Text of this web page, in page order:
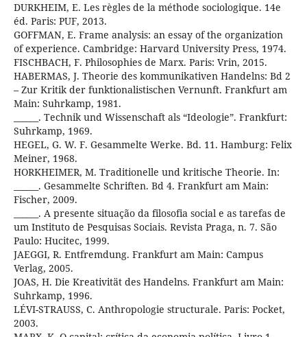
DURKHEIM, E. Les règles de la méthode sociologique. 14e
éd. Paris: PUF, 2013.
GOFFMAN, E. Frame analysis: an essay of the organization
of experience. Cambridge: Harvard University Press, 1974.
FISCHBACH, F. Philosophies de Marx. Paris: Vrin, 2015.
HABERMAS, J. Theorie des kommunikativen Handelns: Bd 2
– Zur Kritik der funktionalistischen Vernunft. Frankfurt am
Main: Suhrkamp, 1981.
______. Technik und Wissenschaft als “Ideologie”. Frankfurt:
Suhrkamp, 1969.
HEGEL, G. W. F. Gesammelte Werke. Bd. 11. Hamburg: Felix
Meiner, 1968.
HORKHEIMER, M. Traditionelle und kritische Theorie. In:
______. Gesammelte Schriften. Bd 4. Frankfurt am Main:
Fischer, 2009.
______. A presente situação da filosofia social e as tarefas de
um Instituto de Pesquisas Sociais. Revista Praga, n. 7. São
Paulo: Hucitec, 1999.
JAEGGI, R. Entfremdung. Frankfurt am Main: Campus
Verlag, 2005.
JOAS, H. Die Kreativität des Handelns. Frankfurt am Main:
Suhrkamp, 1996.
LÉVI-STRAUSS, C. Anthropologie structurale. Paris: Pocket,
2003.